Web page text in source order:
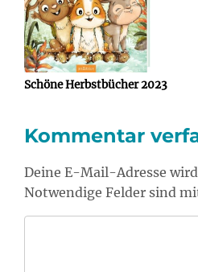
Schöne Herbstbücher 2023
Kommentar
Deine E-Mail-Adresse
Notwendige Felder sind